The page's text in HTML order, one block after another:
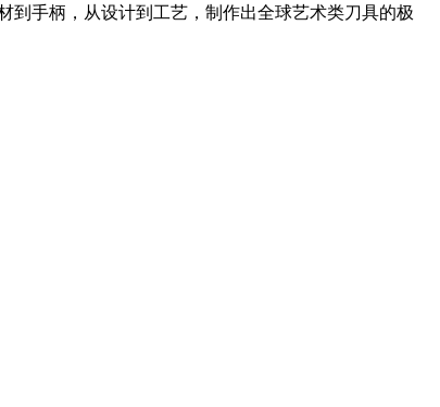
到手柄，从设计到工艺，制作出全球艺术类刀具的极